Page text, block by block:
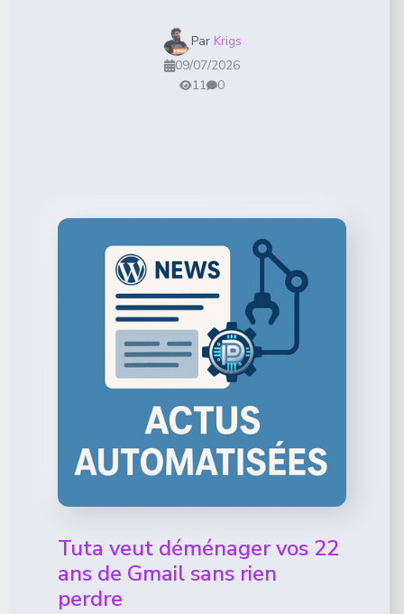
Par Krigs
09/07/2026
11
0
Tuta veut déménager vos 22
ans de Gmail sans rien
perdre